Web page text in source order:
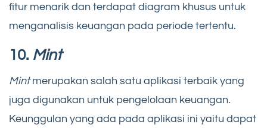
fitur menarik dan terdapat diagram khusus untuk
menganalisis keuangan pada periode tertentu.
10. Mint
Mintmerupakan salah satu aplikasi terbaik yang
juga digunakan untuk pengelolaan keuangan.
Keunggulan yang ada pada aplikasi ini yaitu dapat